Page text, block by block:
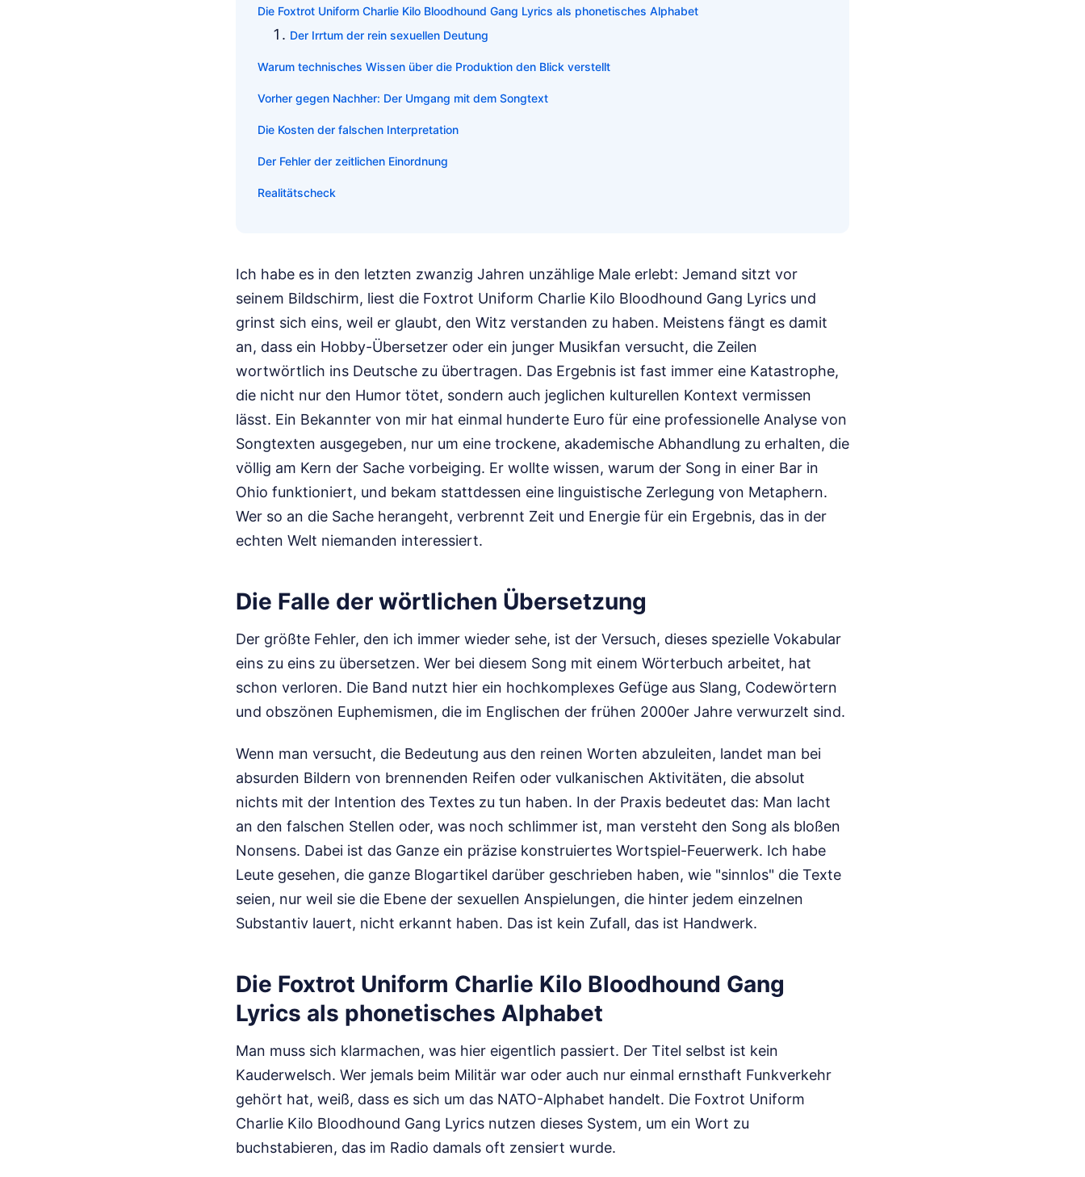
Die Foxtrot Uniform Charlie Kilo Bloodhound Gang Lyrics als phonetisches Alphabet
Der Irrtum der rein sexuellen Deutung
Warum technisches Wissen über die Produktion den Blick verstellt
Vorher gegen Nachher: Der Umgang mit dem Songtext
Die Kosten der falschen Interpretation
Der Fehler der zeitlichen Einordnung
Realitätscheck
Ich habe es in den letzten zwanzig Jahren unzählige Male erlebt: Jemand sitzt vor
seinem Bildschirm, liest die Foxtrot Uniform Charlie Kilo Bloodhound Gang Lyrics und
grinst sich eins, weil er glaubt, den Witz verstanden zu haben. Meistens fängt es damit
an, dass ein Hobby-Übersetzer oder ein junger Musikfan versucht, die Zeilen
wortwörtlich ins Deutsche zu übertragen. Das Ergebnis ist fast immer eine Katastrophe,
die nicht nur den Humor tötet, sondern auch jeglichen kulturellen Kontext vermissen
lässt. Ein Bekannter von mir hat einmal hunderte Euro für eine professionelle Analyse von
Songtexten ausgegeben, nur um eine trockene, akademische Abhandlung zu erhalten, die
völlig am Kern der Sache vorbeiging. Er wollte wissen, warum der Song in einer Bar in
Ohio funktioniert, und bekam stattdessen eine linguistische Zerlegung von Metaphern.
Wer so an die Sache herangeht, verbrennt Zeit und Energie für ein Ergebnis, das in der
echten Welt niemanden interessiert.
Die Falle der wörtlichen Übersetzung
Der größte Fehler, den ich immer wieder sehe, ist der Versuch, dieses spezielle Vokabular
eins zu eins zu übersetzen. Wer bei diesem Song mit einem Wörterbuch arbeitet, hat
schon verloren. Die Band nutzt hier ein hochkomplexes Gefüge aus Slang, Codewörtern
und obszönen Euphemismen, die im Englischen der frühen 2000er Jahre verwurzelt sind.
Wenn man versucht, die Bedeutung aus den reinen Worten abzuleiten, landet man bei
absurden Bildern von brennenden Reifen oder vulkanischen Aktivitäten, die absolut
nichts mit der Intention des Textes zu tun haben. In der Praxis bedeutet das: Man lacht
an den falschen Stellen oder, was noch schlimmer ist, man versteht den Song als bloßen
Nonsens. Dabei ist das Ganze ein präzise konstruiertes Wortspiel-Feuerwerk. Ich habe
Leute gesehen, die ganze Blogartikel darüber geschrieben haben, wie "sinnlos" die Texte
seien, nur weil sie die Ebene der sexuellen Anspielungen, die hinter jedem einzelnen
Substantiv lauert, nicht erkannt haben. Das ist kein Zufall, das ist Handwerk.
Die Foxtrot Uniform Charlie Kilo Bloodhound Gang
Lyrics als phonetisches Alphabet
Man muss sich klarmachen, was hier eigentlich passiert. Der Titel selbst ist kein
Kauderwelsch. Wer jemals beim Militär war oder auch nur einmal ernsthaft Funkverkehr
gehört hat, weiß, dass es sich um das NATO-Alphabet handelt. Die Foxtrot Uniform
Charlie Kilo Bloodhound Gang Lyrics nutzen dieses System, um ein Wort zu
buchstabieren, das im Radio damals oft zensiert wurde.